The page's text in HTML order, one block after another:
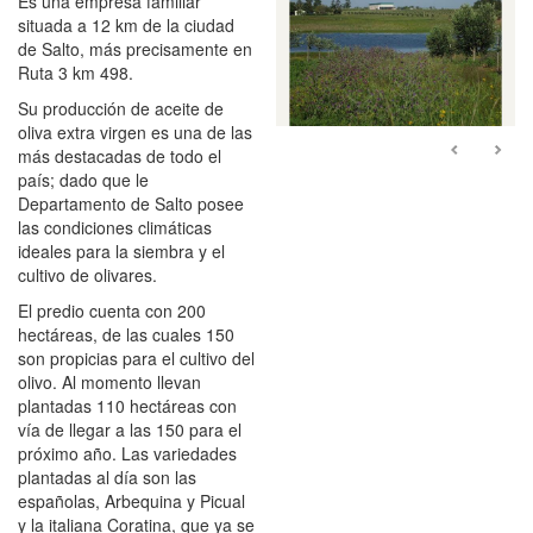
situada a 12 km de la ciudad
de Salto, más precisamente en
Ruta 3 km 498.
Su producción de aceite de
oliva extra virgen es una de las
más destacadas de todo el
país; dado que le
Departamento de Salto posee
las condiciones climáticas
ideales para la siembra y el
cultivo de olivares.
El predio cuenta con 200
hectáreas, de las cuales 150
son propicias para el cultivo del
olivo. Al momento llevan
plantadas 110 hectáreas con
vía de llegar a las 150 para el
próximo año. Las variedades
plantadas al día son las
españolas, Arbequina y Picual
y la italiana Coratina, que ya se